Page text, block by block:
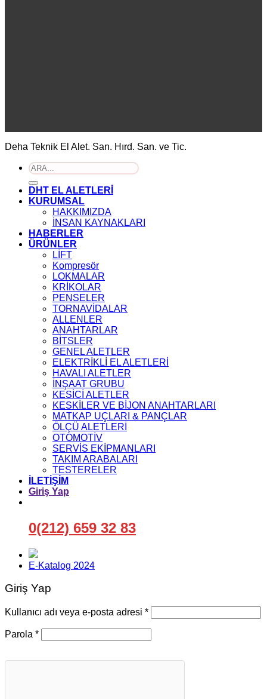
Deha Teknik El Alet. San. Hırd. San. ve Tic.
Ara:
DHT EL ALETLERİ
KURUMSAL
HAKKIMIZDA
İNSAN KAYNAKLARI
HABERLER
ÜRÜNLER
LİFT
Kompresör
LOKMALAR
KRİKOLAR
PENSELER
TORNAVİDALAR
ALLENLER
ANAHTARLAR
BİTSLER
GENEL ALETLER
ELEKTRİKLİ EL ALETLERİ
HAVALI ALETLER
İNŞAAT GRUBU
KESİCİ ALETLER
KESKİLER VE BİJON ANAHTARLARI
MATKAP UÇLARI & PANÇLAR
ÖLÇÜ ALETLERİ
OTOMOTİV
SERVİS EKİPMANLARI
TAKIM ARABALARI
TESTERELER
İLETİŞİM
Giriş Yap
0(212) 659 32 83
E-Katalog 2024
Giriş Yap
Kullanıcı adı veya e-posta adresi *Gerekli
Parola *Gerekli